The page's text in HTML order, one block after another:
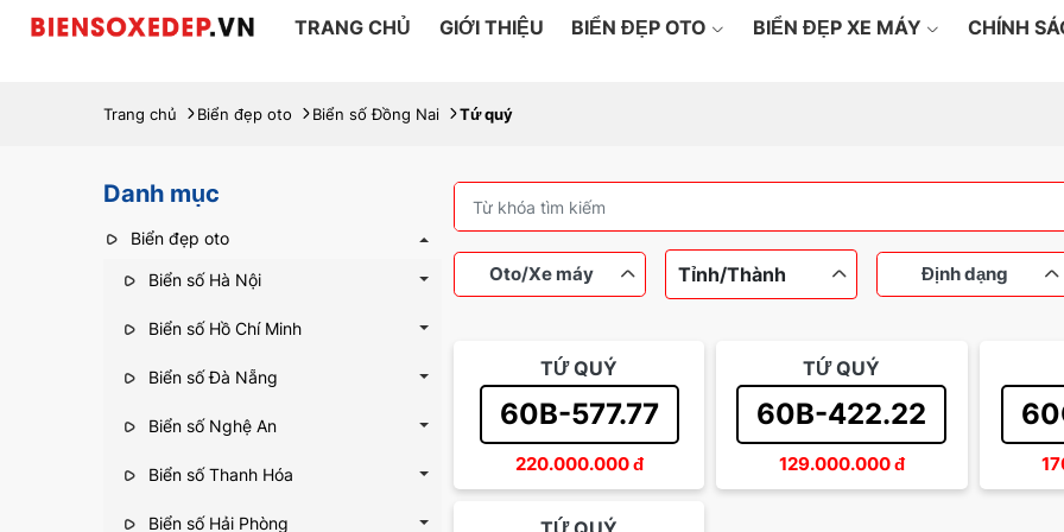
TRANG CHỦ GIỚI THIỆU BIỂN ĐẸP OTO BIỂN ĐẸP XE MÁY CHÍNH
Trang chủ Biển đẹp oto Biển số Đồng Nai Tứ quý
Danh mục
Biển đẹp oto
Biển số Hà Nội
Biển số Hồ Chí Minh
Biển số Đà Nẵng
Biển số Nghệ An
Biển số Thanh Hóa
Biển số Hải Phòng
Oto/Xe máy
Xe máy Ô tô
Tỉnh/Thành Định dạng
Ngũ quý Tứ
Thần tài Sảnh
Dưới 100 triệu Từ
Từ 200 đến 500 triệu
TỨ QUÝ
60B-577.77
220.000.000đ
TỨ QUÝ
60B-422.22
129.000.000đ